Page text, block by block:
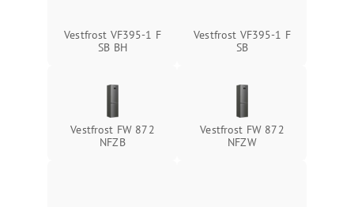
Vestfrost VF395-1 F
SB BH
Vestfrost VF395-1 F
SB
Vestfrost FW 872
NFZВ
Vestfrost FW 872
NFZW